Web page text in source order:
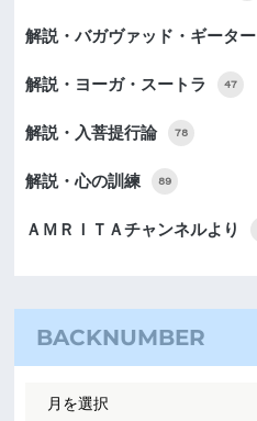
解説・バガヴァッド・ギーター
解説・ヨーガ・スートラ 47
解説・入菩提行論 78
解説・心の訓練 89
ＡＭＲＩＴＡチャンネルより
BACKNUMBER